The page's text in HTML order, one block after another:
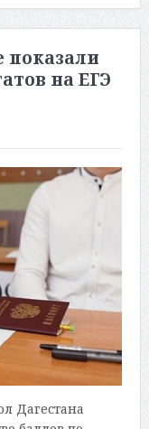
показали
на ЕГЭ
Дагестана